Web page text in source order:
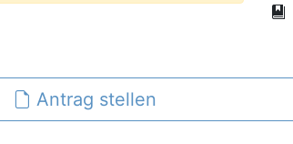
Antrag stellen